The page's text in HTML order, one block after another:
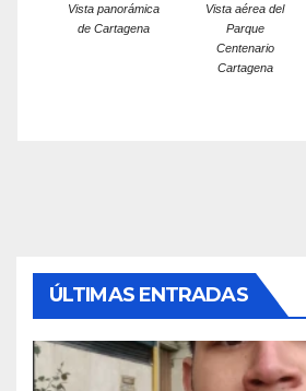
Vista panorámica
de Cartagena
Vista aérea del
Parque
Centenario
Cartagena
ÚLTIMAS ENTRADAS